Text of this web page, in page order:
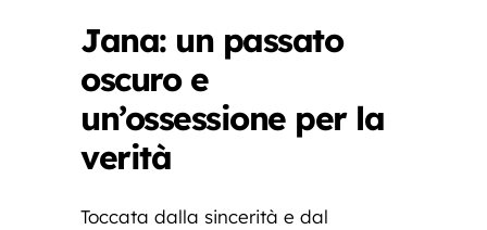
Jana: un passato
oscuro e
un’ossessione per la
verità
Toccata dalla sincerità e dal